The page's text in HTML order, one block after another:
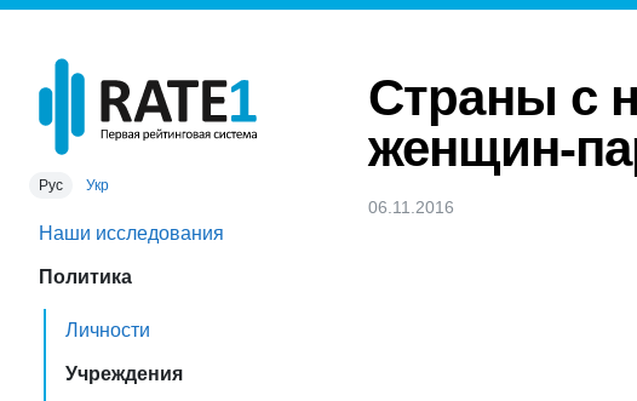
Рус Укр
Наши исследования
Политика
Личности
Учреждения
Страны с
женщин-
06.11.2016